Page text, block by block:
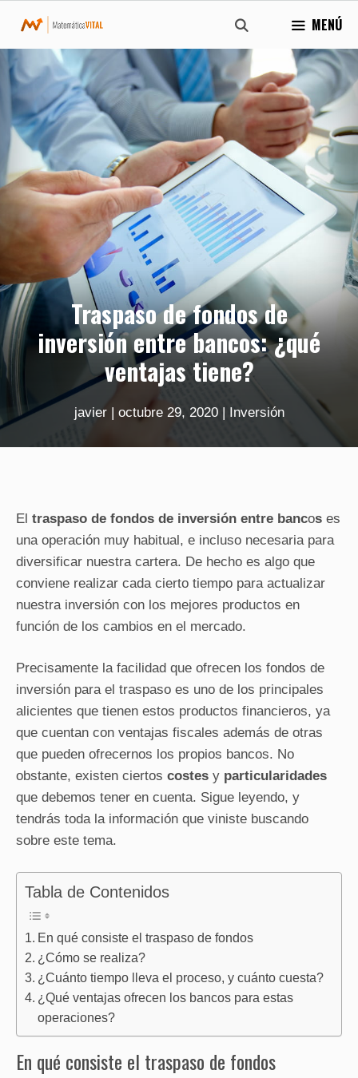
contenido
MENÚ
Traspaso de fondos de
inversión entre bancos: ¿qué
ventajas tiene?
javier| octubre 29, 2020| Inversión
El traspaso de fondos de inversión entre bancos es
una operación muy habitual, e incluso necesaria para
diversificar nuestra cartera. De hecho es algo que
conviene realizar cada cierto tiempo para actualizar
nuestra inversión con los mejores productos en
función de los cambios en el mercado.
Precisamente la facilidad que ofrecen los fondos de
inversión para el traspaso es uno de los principales
alicientes que tienen estos productos financieros, ya
que cuentan con ventajas fiscales además de otras
que pueden ofrecernos los propios bancos. No
obstante, existen ciertos costes y particularidades
que debemos tener en cuenta. Sigue leyendo, y
tendrás toda la información que viniste buscando
sobre este tema.
Tabla de Contenidos
En qué consiste el traspaso de fondos
¿Cómo se realiza?
¿Cuánto tiempo lleva el proceso, y cuánto cuesta?
¿Qué ventajas ofrecen los bancos para estas
operaciones?
En qué consiste el traspaso de fondos